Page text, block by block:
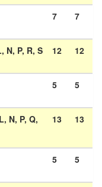
7 7
N, P, R, S 12 12
5 5
N, P, Q,
13 13
5 5